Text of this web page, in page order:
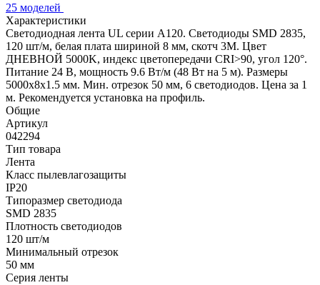
25 моделей
Характеристики
Светодиодная лента UL серии A120. Светодиоды SMD 2835,
120 шт/м, белая плата шириной 8 мм, скотч 3M. Цвет
ДНЕВНОЙ 5000K, индекс цветопередачи CRI>90, угол 120°.
Питание 24 В, мощность 9.6 Вт/м (48 Вт на 5 м). Размеры
5000x8x1.5 мм. Мин. отрезок 50 мм, 6 светодиодов. Цена за 1
м. Рекомендуется установка на профиль.
Общие
Артикул
042294
Тип товара
Лента
Класс пылевлагозащиты
IP20
Типоразмер светодиода
SMD 2835
Плотность светодиодов
120 шт/м
Минимальный отрезок
50 мм
Серия ленты